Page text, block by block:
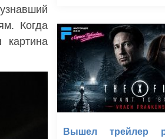
Когда
Вышел трейлер